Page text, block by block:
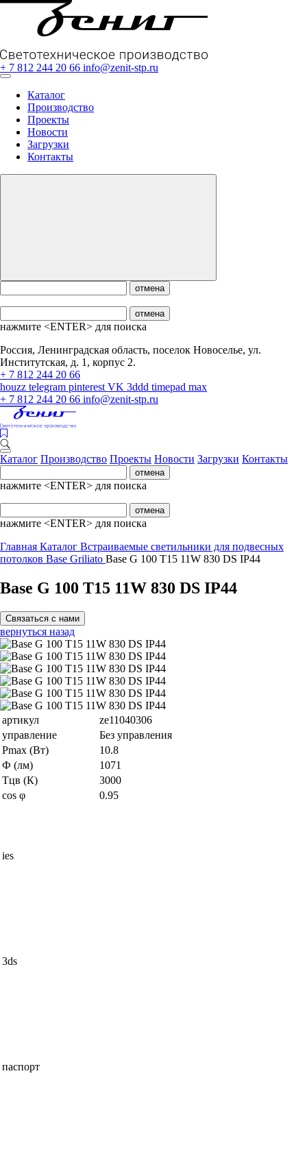
+ 7 812 244 20 66 info@zenit-stp.ru
Каталог
Производство
Проекты
Новости
Загрузки
Контакты
отмена
отмена
нажмите <ENTER> для поиска
Россия, Ленинградская область, поселок Новоселье, ул.
Институтская, д. 1, корпус 2.
+ 7 812 244 20 66
houzz telegram pinterest VK 3ddd timepad max
+ 7 812 244 20 66 info@zenit-stp.ru
Каталог Производство Проекты Новости Загрузки Контакты
отмена
нажмите <ENTER> для поиска
отмена
нажмите <ENTER> для поиска
Главная Каталог Встраиваемые светильники для подвесных
потолков Base Griliato Base G 100 T15 11W 830 DS IP44
Base G 100 T15 11W 830 DS IP44
Связаться с нами
вернуться назад
артикул
ze11040306
управление
Без управления
Pmax (Вт)
10.8
Ф (лм)
1071
Тцв (К)
3000
cos φ
0.95
ies
3ds
паспорт